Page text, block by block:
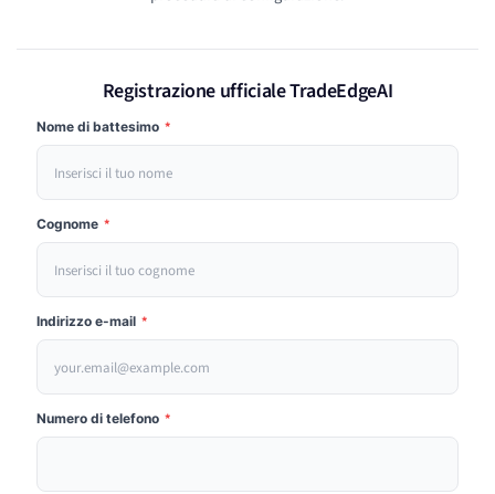
Registrazione ufficiale TradeEdgeAI
Nome di battesimo *
Cognome *
Indirizzo e-mail *
Numero di telefono *